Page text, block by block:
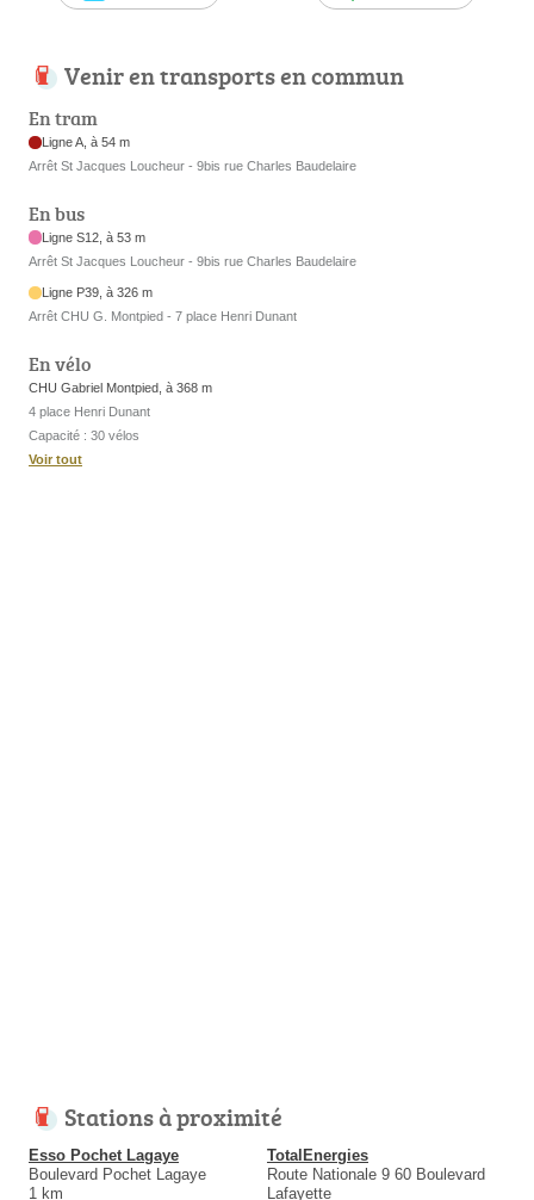
Venir en transports en commun
En tram
Ligne A, à 54 m
Arrêt St Jacques Loucheur - 9bis rue Charles Baudelaire
En bus
Ligne S12, à 53 m
Arrêt St Jacques Loucheur - 9bis rue Charles Baudelaire
Ligne P39, à 326 m
Arrêt CHU G. Montpied - 7 place Henri Dunant
En vélo
CHU Gabriel Montpied, à 368 m
4 place Henri Dunant
Capacité : 30 vélos
Voir tout
Stations à proximité
Esso Pochet Lagaye
Boulevard Pochet Lagaye
1 km
TotalEnergies
Route Nationale 9 60 Boulevard
Lafayette